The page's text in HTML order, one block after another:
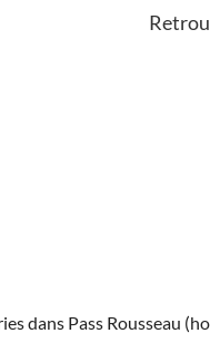
dans Pass Rousseau